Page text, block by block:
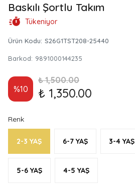
Baskılı Şortlu Takım
Tükeniyor
Ürün Kodu: S26G1TST208-25440
Barkod: 9891000144235
%10
₺ 1,500.00
₺ 1,350.00
Renk
2-3 YAŞ 6-7 YAŞ 3-4 YAŞ
5-6 YAŞ 4-5 YAŞ